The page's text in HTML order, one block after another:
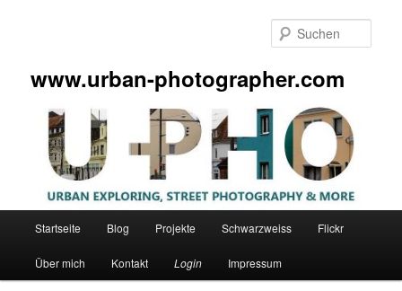
www.urban-photographer.com
Startseite Blog Projekte Schwarzweiss Flickr
Über mich Kontakt Login Impressum